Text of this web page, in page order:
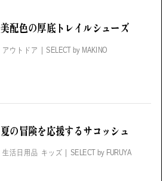
美配色の厚底トレイルシューズ
アウトドア SELECT by MAKINO
夏の冒険を応援するサコッシュ
生活日用品 キッズ SELECT by FURUYA